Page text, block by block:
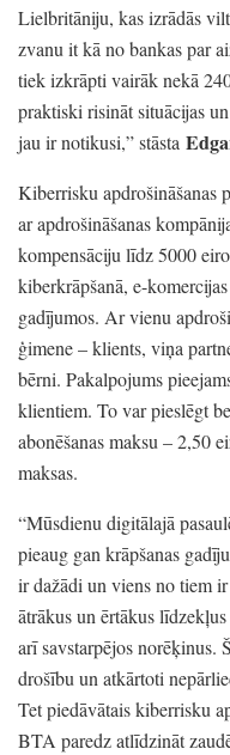
Lielbritāniju, kas izrādās
zvanu it kā no bankas par
tiek izkrāpti vairāk nekā
praktiski risināt situācijas
jau ir notikusi,”stāsta
Kiberrisku apdrošināšanas
ar apdrošināšanas
kompensāciju līdz 5000
kiberkrāpšanā, e-
gadījumos. Ar vienu
ģimene– klients, viņa
bērni. Pakalpojums
klientiem. To var pieslēgt
abonēšanas maksu – 2,50
maksas.
“Mūsdienu digitālajā
pieaug gan krāpšanas
ir dažādi un viens no tiem
ātrākus un ērtākus
arī savstarpējos norēķinus.
drošību un atkārtoti
Tet piedāvātais kiberrisku
BTA paredz atlīdzināt